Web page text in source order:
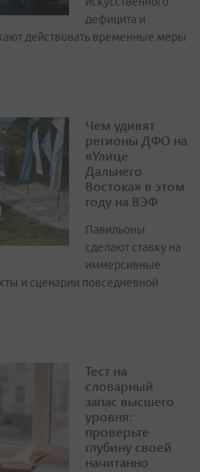
дефицита и
действовать временные меры
Чем удивят
регионы ДФО на
«Улице
Дальнего
Востока» в этом
году на ВЭФ
Павильоны
сделают ставку на
иммерсивные
и сценарии повседневной
Тест на
словарный
запас высшего
уровня:
проверьте
глубину своей
начитанно